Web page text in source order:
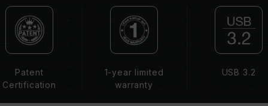
Patent
Certification
1-year limited
warranty
USB 3.2